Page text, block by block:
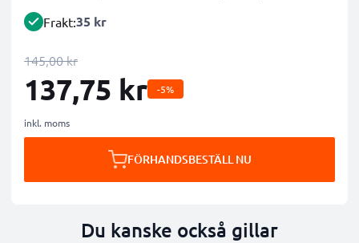
Frakt:35 kr
145,00 kr
137,75 kr -5%
inkl. moms
FÖRHANDSBESTÄLL NU
Du kanske också gillar